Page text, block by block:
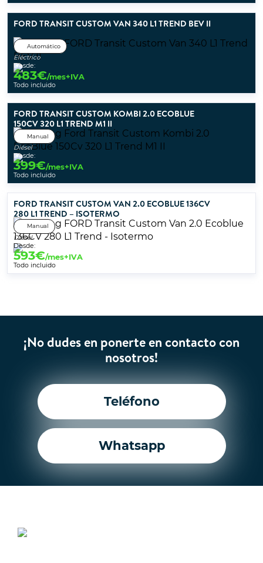
FORD TRANSIT CUSTOM VAN 340 L1 TREND BEV II
Automático
Eléctrico
Desde:
483€/mes+IVA
Todo incluido
FORD TRANSIT CUSTOM KOMBI 2.0 ECOBLUE
150CV 320 L1 TREND M1 II
Manual
Diésel
Desde:
399€/mes+IVA
Todo incluido
FORD TRANSIT CUSTOM VAN 2.0 ECOBLUE 136CV
280 L1 TREND – ISOTERMO
Manual
Diésel
Desde:
593€/mes+IVA
Todo incluido
¡No dudes en ponerte en contacto con
nosotros!
Teléfono
Whatsapp